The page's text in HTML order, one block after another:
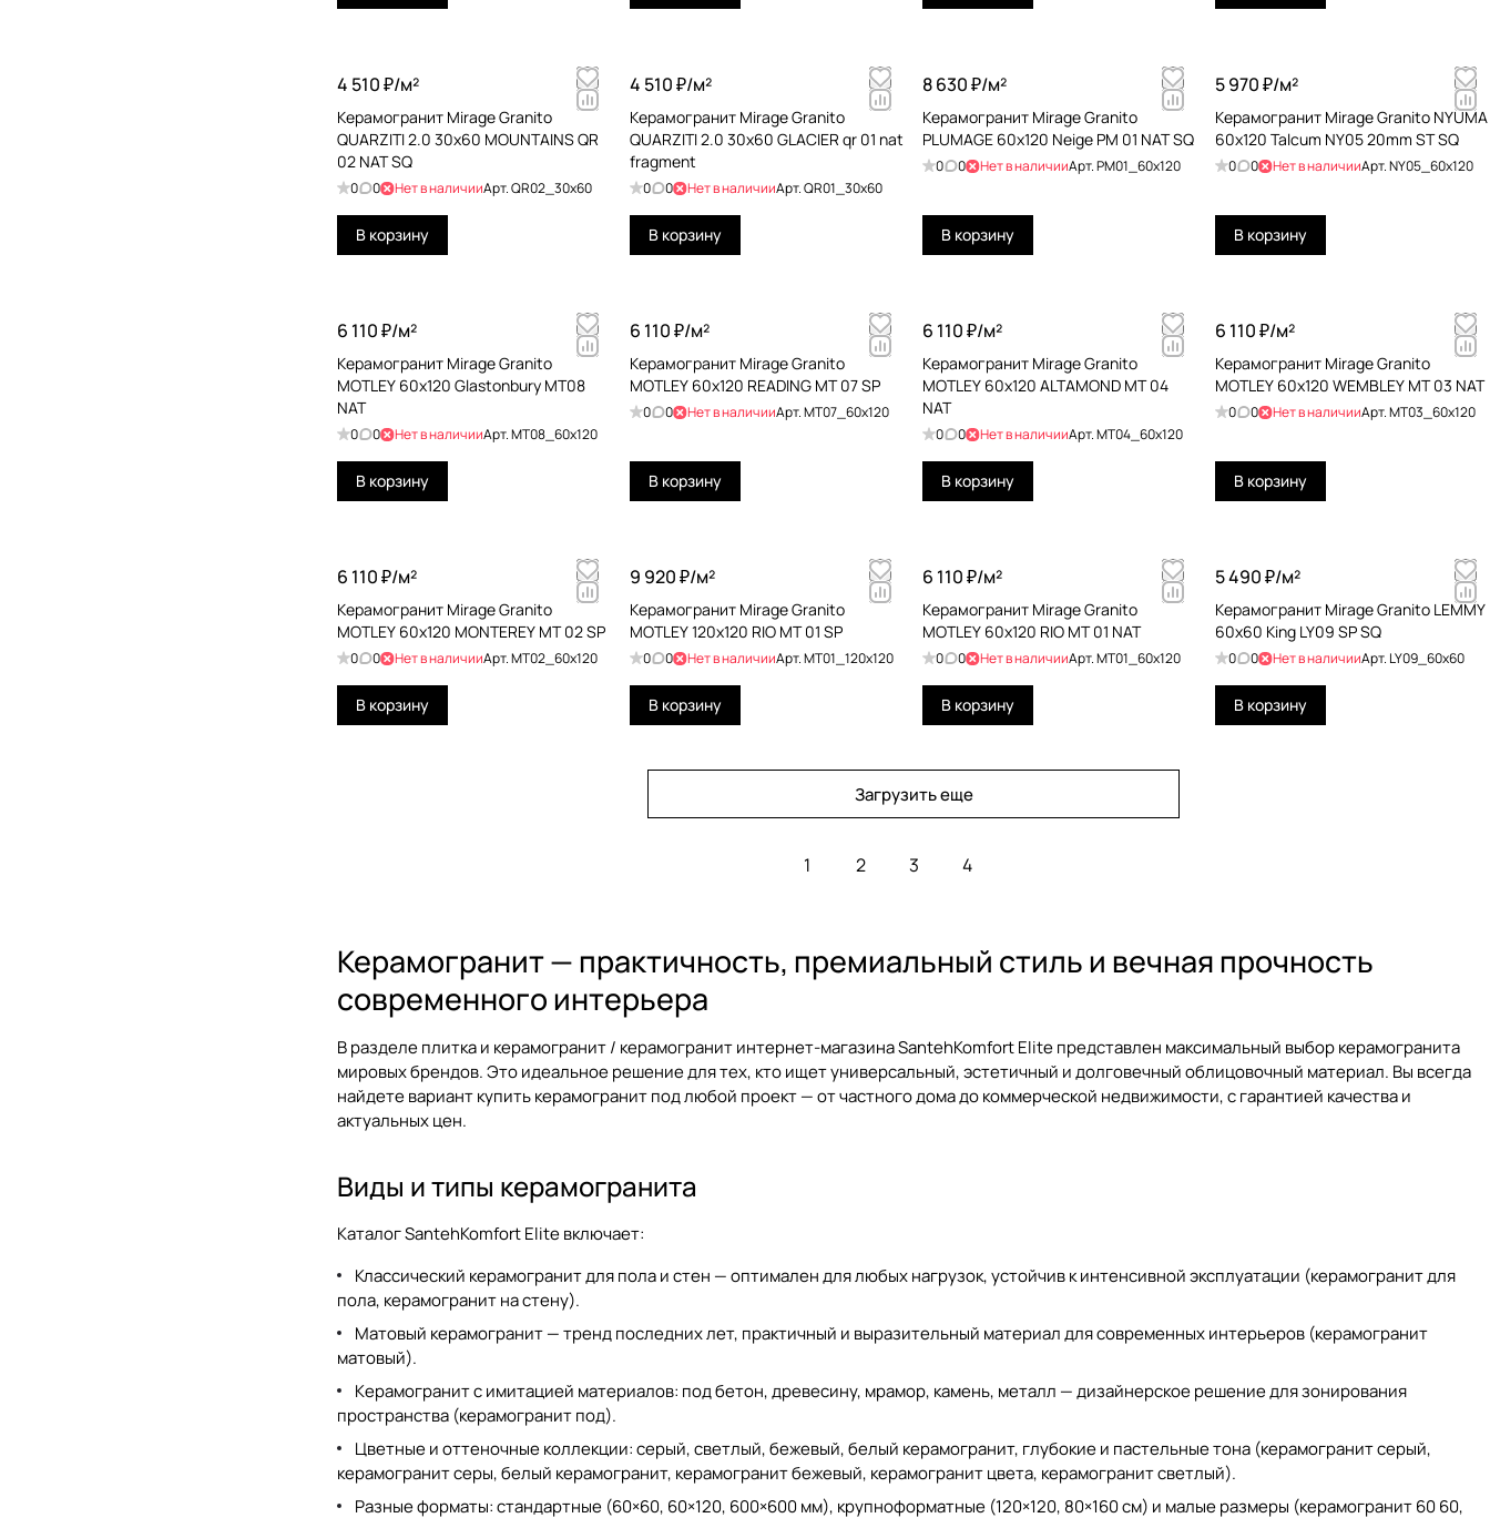
4 510 ₽/м²
Керамогранит Mirage Granito
QUARZITI 2.0 30x60 MOUNTAINS QR
02 NAT SQ
0 0 Нет в наличииАрт.QR02_30x60
В корзину
4 510 ₽/м²
Керамогранит Mirage Granito
QUARZITI 2.0 30x60 GLACIER qr 01 nat
fragment
0 0 Нет в наличииАрт.QR01_30x60
В корзину
8 630 ₽/м²
Керамогранит Mirage Granito
PLUMAGE 60x120 Neige PM 01 NAT SQ
0 0 Нет в наличииАрт.PM01_60x120
В корзину
5 970 ₽/м²
Керамогранит Mirage Granito NYUMA
60x120 Talcum NY05 20mm ST SQ
0 0 Нет в наличииАрт.NY05_60x120
В корзину
6 110 ₽/м²
Керамогранит Mirage Granito
MOTLEY 60x120 Glastonbury MT08
NAT
0 0 Нет в наличииАрт.MT08_60x120
В корзину
6 110 ₽/м²
Керамогранит Mirage Granito
MOTLEY 60x120 READING MT 07 SP
0 0 Нет в наличииАрт.MT07_60x120
В корзину
6 110 ₽/м²
Керамогранит Mirage Granito
MOTLEY 60x120 ALTAMOND MT 04
NAT
0 0 Нет в наличииАрт.MT04_60x120
В корзину
6 110 ₽/м²
Керамогранит Mirage Granito
MOTLEY 60x120 WEMBLEY MT 03 NAT
0 0 Нет в наличииАрт.MT03_60x120
В корзину
6 110 ₽/м²
Керамогранит Mirage Granito
MOTLEY 60x120 MONTEREY MT 02 SP
0 0 Нет в наличииАрт.MT02_60x120
В корзину
9 920 ₽/м²
Керамогранит Mirage Granito
MOTLEY 120x120 RIO MT 01 SP
0 0 Нет в наличииАрт.MT01_120x120
В корзину
6 110 ₽/м²
Керамогранит Mirage Granito
MOTLEY 60x120 RIO MT 01 NAT
0 0 Нет в наличииАрт.MT01_60x120
В корзину
5 490 ₽/м²
Керамогранит Mirage Granito LEMMY
60x60 King LY09 SP SQ
0 0 Нет в наличииАрт. LY09_60x60
В корзину
Загрузить еще
1 2 3 4
Керамогранит — практичность, премиальный стиль и вечная прочность
современного интерьера
В разделеплитка и керамогранит / керамогранитинтернет-магазина SantehKomfort Elite представлен максимальный выборкерамогранита
мировых брендов. Это идеальное решение для тех, кто ищет универсальный, эстетичный и долговечный облицовочный материал. Вы всегда
найдете варианткупить керамогранитпод любой проект — от частного дома до коммерческой недвижимости, с гарантией качества и
актуальных цен.
Виды и типы керамогранита
Каталог SantehKomfort Elite включает:
Классический керамогранит для пола и стен — оптимален для любых нагрузок, устойчив к интенсивной эксплуатации (керамогранит для
пола, керамогранит на стену).
Матовый керамогранит — тренд последних лет, практичный и выразительный материал для современных интерьеров (керамогранит
матовый).
Керамогранит с имитацией материалов: под бетон, древесину, мрамор, камень, металл — дизайнерское решение для зонирования
пространства (керамогранит под).
Цветные и оттеночные коллекции: серый, светлый, бежевый, белый керамогранит, глубокие и пастельные тона (керамогранит серый,
керамогранит серы,белый керамогранит, керамогранит бежевый, керамогранит цвета, керамогранит светлый).
Разные форматы: стандартные (60×60, 60×120, 600×600 мм), крупноформатные (120×120, 80×160 см) и малые размеры (керамогранит 60 60,